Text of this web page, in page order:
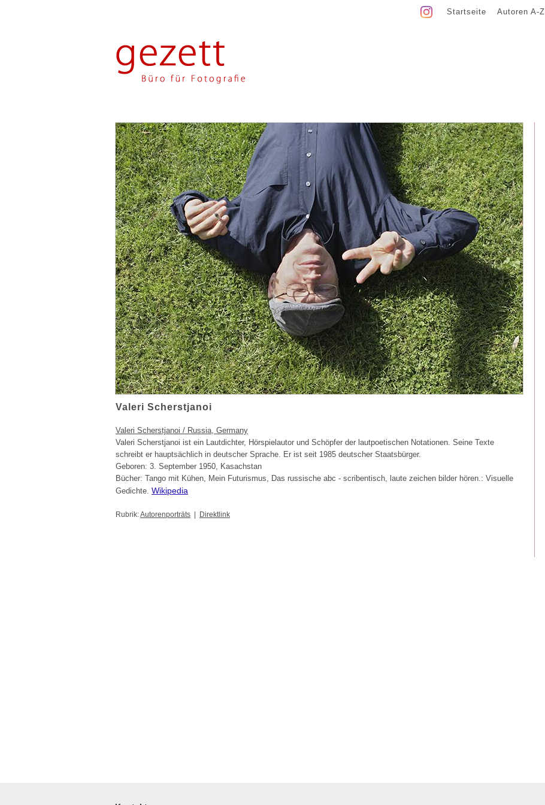
Startseite Autoren A-Z
Valeri Scherstjanoi
Valeri Scherstjanoi / Russia, Germany
Valeri Scherstjanoi ist ein Lautdichter, Hörspielautor und Schöpfer der lautpoetischen Notationen. Seine Texte
schreibt er hauptsächlich in deutscher Sprache. Er ist seit 1985 deutscher Staatsbürger.
Geboren: 3. September 1950, Kasachstan
Bücher: Tango mit Kühen, Mein Futurismus, Das russische abc - scribentisch, laute zeichen bilder hören.: Visuelle
Gedichte. Wikipedia
Rubrik:Autorenporträts Direktlink